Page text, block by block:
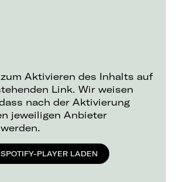
Aktivieren des Inhalts auf
Link. Wir weisen
nach der Aktivierung
jeweiligen Anbieter
SPOTIFY-PLAYER LADEN